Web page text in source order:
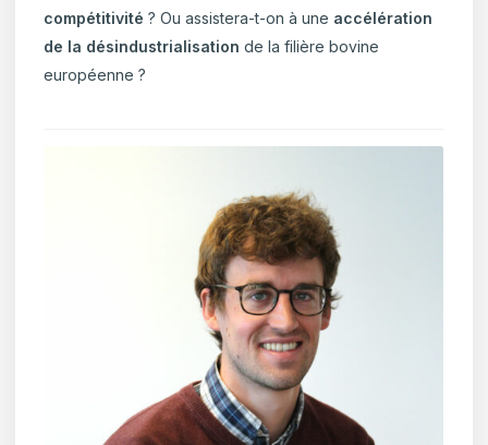
compétitivité ? Ou assistera-t-on à une accélération
de la désindustrialisation de la filière bovine
européenne ?